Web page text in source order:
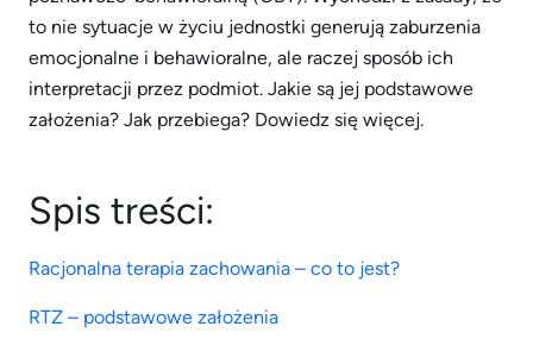
to nie sytuacje w życiu jednostki generują zaburzenia
emocjonalne i behawioralne, ale raczej sposób ich
interpretacji przez podmiot. Jakie są jej podstawowe
założenia? Jak przebiega? Dowiedz się więcej.
Spis treści:
Racjonalna terapia zachowania – co to jest?
RTZ – podstawowe założenia